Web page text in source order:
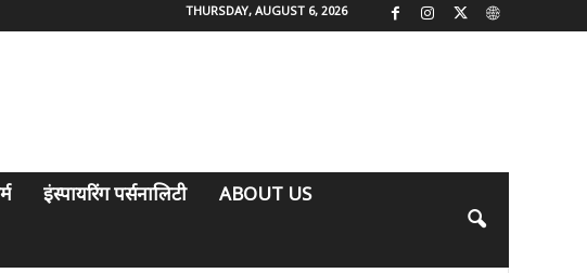
THURSDAY, AUGUST 6, 2026
इंस्पायरिंग पर्सनालिटी
ABOUT US